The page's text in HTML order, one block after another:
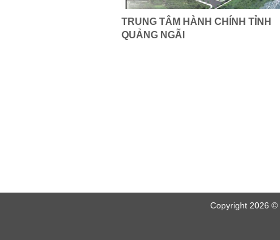
TRUNG TÂM HÀNH CHÍNH TỈNH
QUẢNG NGÃI
Copyright 2026 ©